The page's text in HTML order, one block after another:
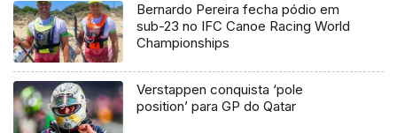
Bernardo Pereira fecha pódio em
sub-23 no IFC Canoe Racing World
Championships
Verstappen conquista ‘pole
position’ para GP do Qatar